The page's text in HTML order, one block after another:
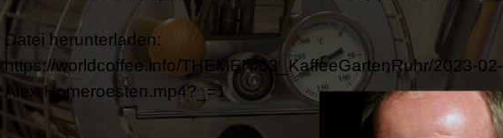
Player
Datei herunterladen:
https://worldcoffee.info/THEMEN/03_KaffeeGartenRuhr/2023-02-
Alex-Homeroesten.mp4?_=1